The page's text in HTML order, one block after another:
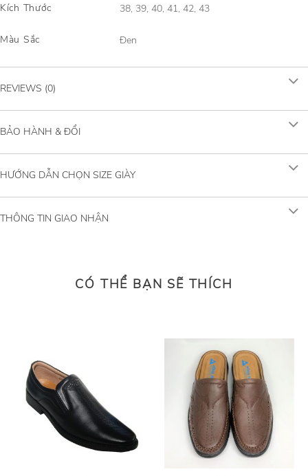
Kích Thước 38, 39, 40, 41, 42, 43
Màu Sắc Đen
REVIEWS (0)
BẢO HÀNH & ĐỔI
HƯỚNG DẪN CHỌN SIZE GIÀY
THÔNG TIN GIAO NHẬN
CÓ THỂ BẠN SẼ THÍCH